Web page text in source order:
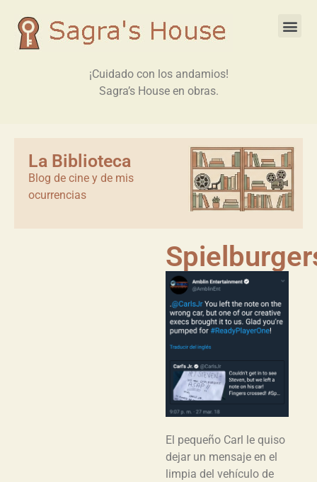
¡Cuidado con los andamios!
Sagra’s House en obras.
La Biblioteca
Blog de cine y de mis
ocurrencias
El pequeño Carl le quiso
dejar un mensaje en el
limpia del vehículo de